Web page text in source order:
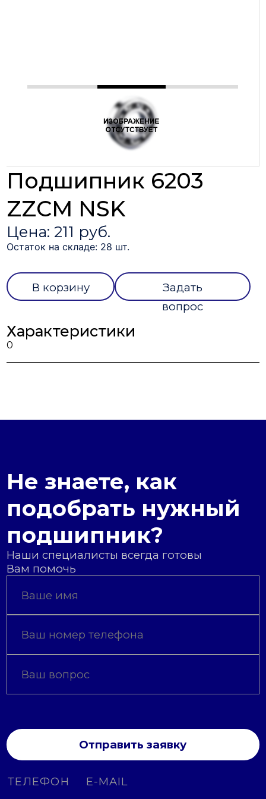
Подшипник 6203
ZZCM NSK
Цена: 211 руб.
Остаток на складе: 28 шт.
В корзину
Задать
вопрос
Характеристики
0
Не знаете, как
подобрать нужный
подшипник?
Наши специалисты всегда готовы
Вам помочь
Отправить заявку
ТЕЛЕФОН E-MAIL